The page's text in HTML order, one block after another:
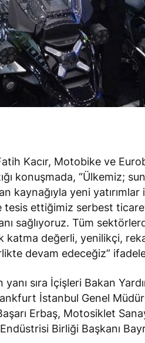
Kacır, Motobike ve
konuşmada, “Ülkemiz;
kaynağıyla yeni
ettiğimiz serbest
sağlıyoruz. Tüm
katma değerli, yenilikçi,
devam edeceğiz”
yanı sıra İçişleri Bakan
İstanbul Genel
Erbaş, Motosiklet
Birliği Başkanı